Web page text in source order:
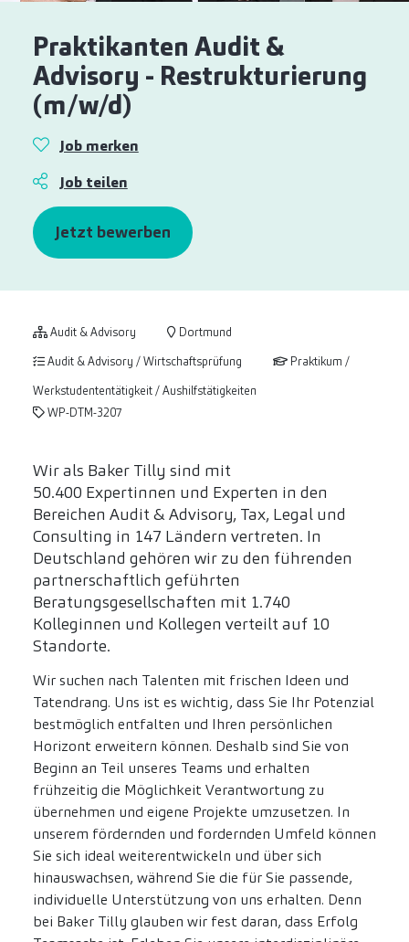
Praktikanten Audit &
Advisory - Restrukturierung
(m/w/d)
Job merken
Job teilen
Jetzt bewerben
Audit & Advisory
Dortmund
Audit & Advisory / Wirtschaftsprüfung
Praktikum /
Werkstudententätigkeit / Aushilfstätigkeiten
WP-DTM-3207
Wir als Baker Tilly sind mit
50.400 Expertinnen und Experten in den
Bereichen Audit & Advisory, Tax, Legal und
Consulting in 147 Ländern vertreten. In
Deutschland gehören wir zu den führenden
partnerschaftlich geführten
Beratungsgesellschaften mit 1.740
Kolleginnen und Kollegen verteilt auf 10
Standorte.
Wir suchen nach Talenten mit frischen Ideen und
Tatendrang. Uns ist es wichtig, dass Sie Ihr Potenzial
bestmöglich entfalten und Ihren persönlichen
Horizont erweitern können. Deshalb sind Sie von
Beginn an Teil unseres Teams und erhalten
frühzeitig die Möglichkeit Verantwortung zu
übernehmen und eigene Projekte umzusetzen. In
unserem fördernden und fordernden Umfeld können
Sie sich ideal weiterentwickeln und über sich
hinauswachsen, während Sie die für Sie passende,
individuelle Unterstützung von uns erhalten. Denn
bei Baker Tilly glauben wir fest daran, dass Erfolg